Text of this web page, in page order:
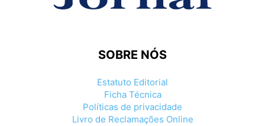
SOBRE NÓS
Estatuto Editorial
Ficha Técnica
Políticas de privacidade
Livro de Reclamações Online